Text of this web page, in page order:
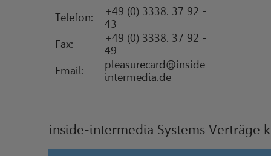
Telefon:
+49 (0) 3338. 37 92 -
43
Fax:
+49 (0) 3338. 37 92 -
49
Email:
pleasurecard@inside-
intermedia.de
inside-intermedia Systems Verträge